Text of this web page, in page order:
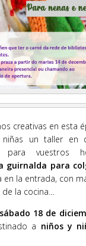
creativas en esta
un taller en
para vuestros
guirnalda para
en la entrada, con
la cocina…
sábado 18 de
a niños y